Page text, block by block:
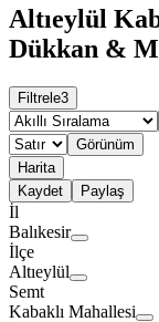
Altıeylül
Dükkan &
Filtrele3
Görünüm
Harita
Kaydet
Paylaş
İl
Balıkesir
İlçe
Altıeylül
Semt
Kabaklı Mahallesi